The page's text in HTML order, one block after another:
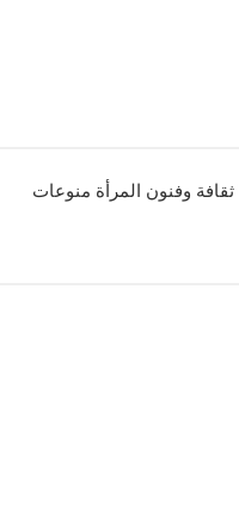
ثقافة وفنون المرأة منوعات